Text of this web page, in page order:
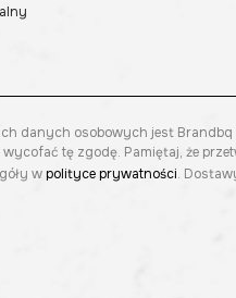
danych osobowych jest Brandbq
wycofać tę zgodę. Pamiętaj, że
wpolityce prywatności.